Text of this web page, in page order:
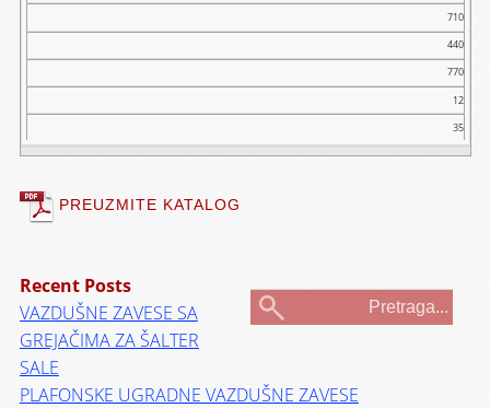
710
440
770
12
35
PREUZMITE KATALOG
Recent Posts
VAZDUŠNE ZAVESE SA
GREJAČIMA ZA ŠALTER
SALE
PLAFONSKE UGRADNE VAZDUŠNE ZAVESE